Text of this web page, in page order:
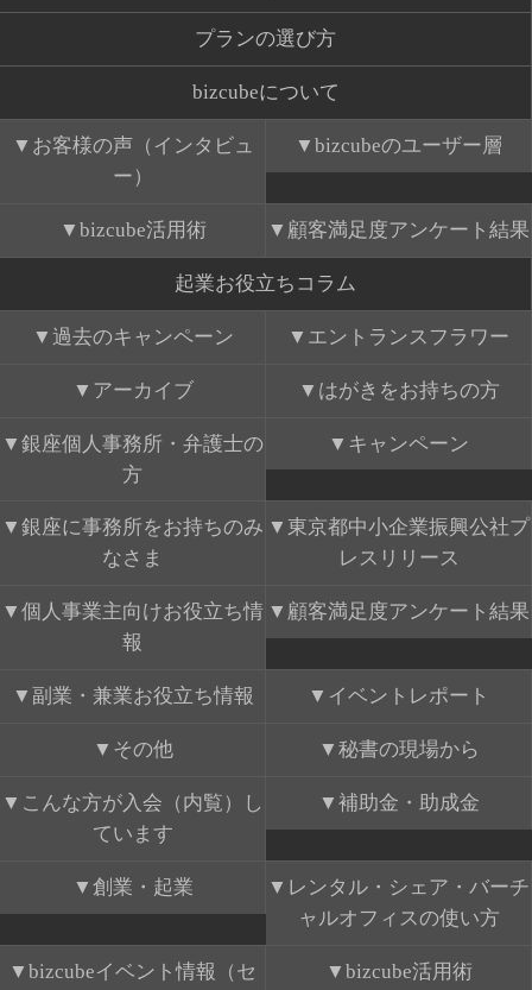
プランの選び方
bizcubeについて
お客様の声（インタビュ
ー）
bizcubeのユーザー層
bizcube活用術 顧客満足度アンケート結果
起業お役立ちコラム
過去のキャンペーン エントランスフラワー
アーカイブ はがきをお持ちの方
銀座個人事務所・弁護士の
方
キャンペーン
銀座に事務所をお持ちのみ
なさま
東京都中小企業振興公社プ
レスリリース
個人事業主向けお役立ち情
報
顧客満足度アンケート結果
副業・兼業お役立ち情報 イベントレポート
その他 秘書の現場から
こんな方が入会（内覧）し
ています
補助金・助成金
創業・起業
レンタル・シェア・バーチ
ャルオフィスの使い方
bizcubeイベント情報（セ
bizcube活用術